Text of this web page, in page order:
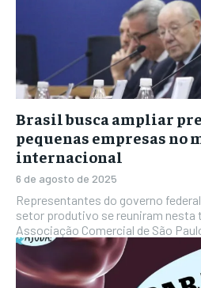
Brasil busca ampliar
pequenas empresas no
internacional
6 de agosto de 2025
Representantes do governo
setor produtivo se reuniram nesta
Associação Comercial de São